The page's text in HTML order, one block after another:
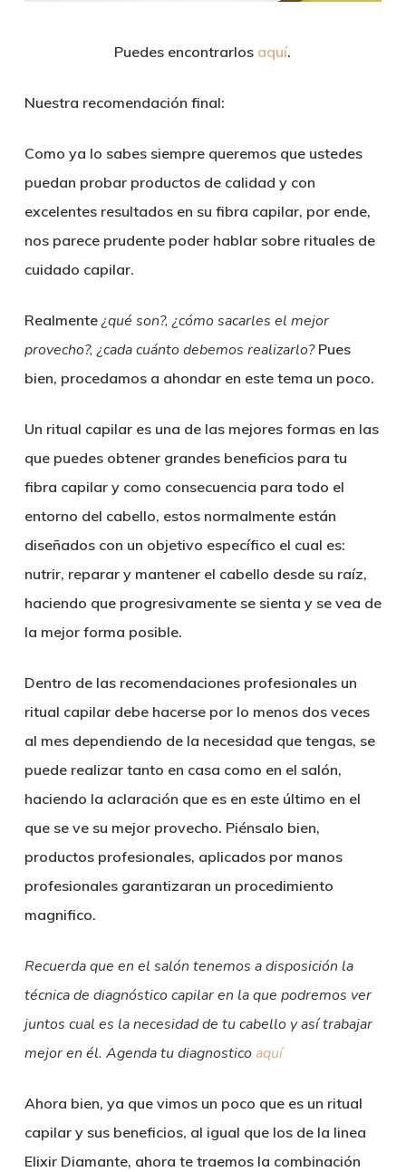
Puedes encontrarlos aquí.
Nuestra recomendación final:
Como ya lo sabes siempre queremos que ustedes
puedan probar productos de calidad y con
excelentes resultados en su fibra capilar, por ende,
nos parece prudente poder hablar sobre rituales de
cuidado capilar.
Realmente¿qué son?, ¿cómo sacarles el mejor
provecho?, ¿cada cuánto debemos realizarlo?Pues
bien, procedamos a ahondar en este tema un poco.
Un ritual capilar es una de las mejores formas en las
que puedes obtener grandes beneficios para tu
fibra capilar y como consecuencia para todo el
entorno del cabello, estos normalmente están
diseñados con un objetivo específico el cual es:
nutrir, reparar y mantener el cabello desde su raíz,
haciendo que progresivamente se sienta y se vea de
la mejor forma posible.
Dentro de las recomendaciones profesionales un
ritual capilar debe hacerse por lo menos dos veces
al mes dependiendo de la necesidad que tengas, se
puede realizar tanto en casa como en el salón,
haciendo la aclaración que es en este último en el
que se ve su mejor provecho. Piénsalo bien,
productos profesionales, aplicados por manos
profesionales garantizaran un procedimiento
magnifico.
Recuerda que en el salón tenemos a disposición la
técnica de diagnóstico capilar en la que podremos ver
juntos cual es la necesidad de tu cabello y así trabajar
mejor en él. Agenda tu diagnosticoaquí
Ahora bien, ya que vimos un poco que es un ritual
capilar y sus beneficios, al igual que los de la linea
Elixir Diamante, ahora te traemos la combinación